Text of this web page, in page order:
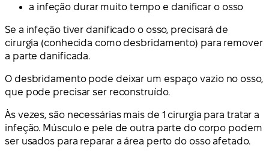
a infeção durar muito tempo e danificar o osso
Se a infeção tiver danificado o osso, precisará de
cirurgia (conhecida como desbridamento) para remover
a parte danificada.
O desbridamento pode deixar um espaço vazio no osso,
que pode precisar ser reconstruído.
Às vezes, são necessárias mais de 1 cirurgia para tratar a
infeção. Músculo e pele de outra parte do corpo podem
ser usados para reparar a área perto do osso afetado.